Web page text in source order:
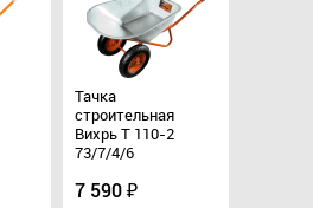
Тачка
строительная
Вихрь Т 110-2
73/7/4/6
7 590 ₽